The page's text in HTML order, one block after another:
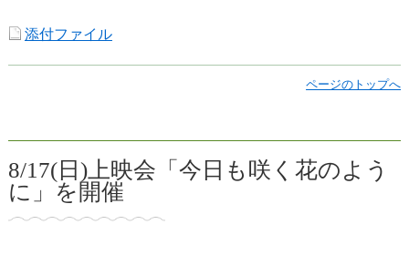
添付ファイル
ページのトップへ
8/17(日)上映会「今日も咲く花のよう
に」を開催